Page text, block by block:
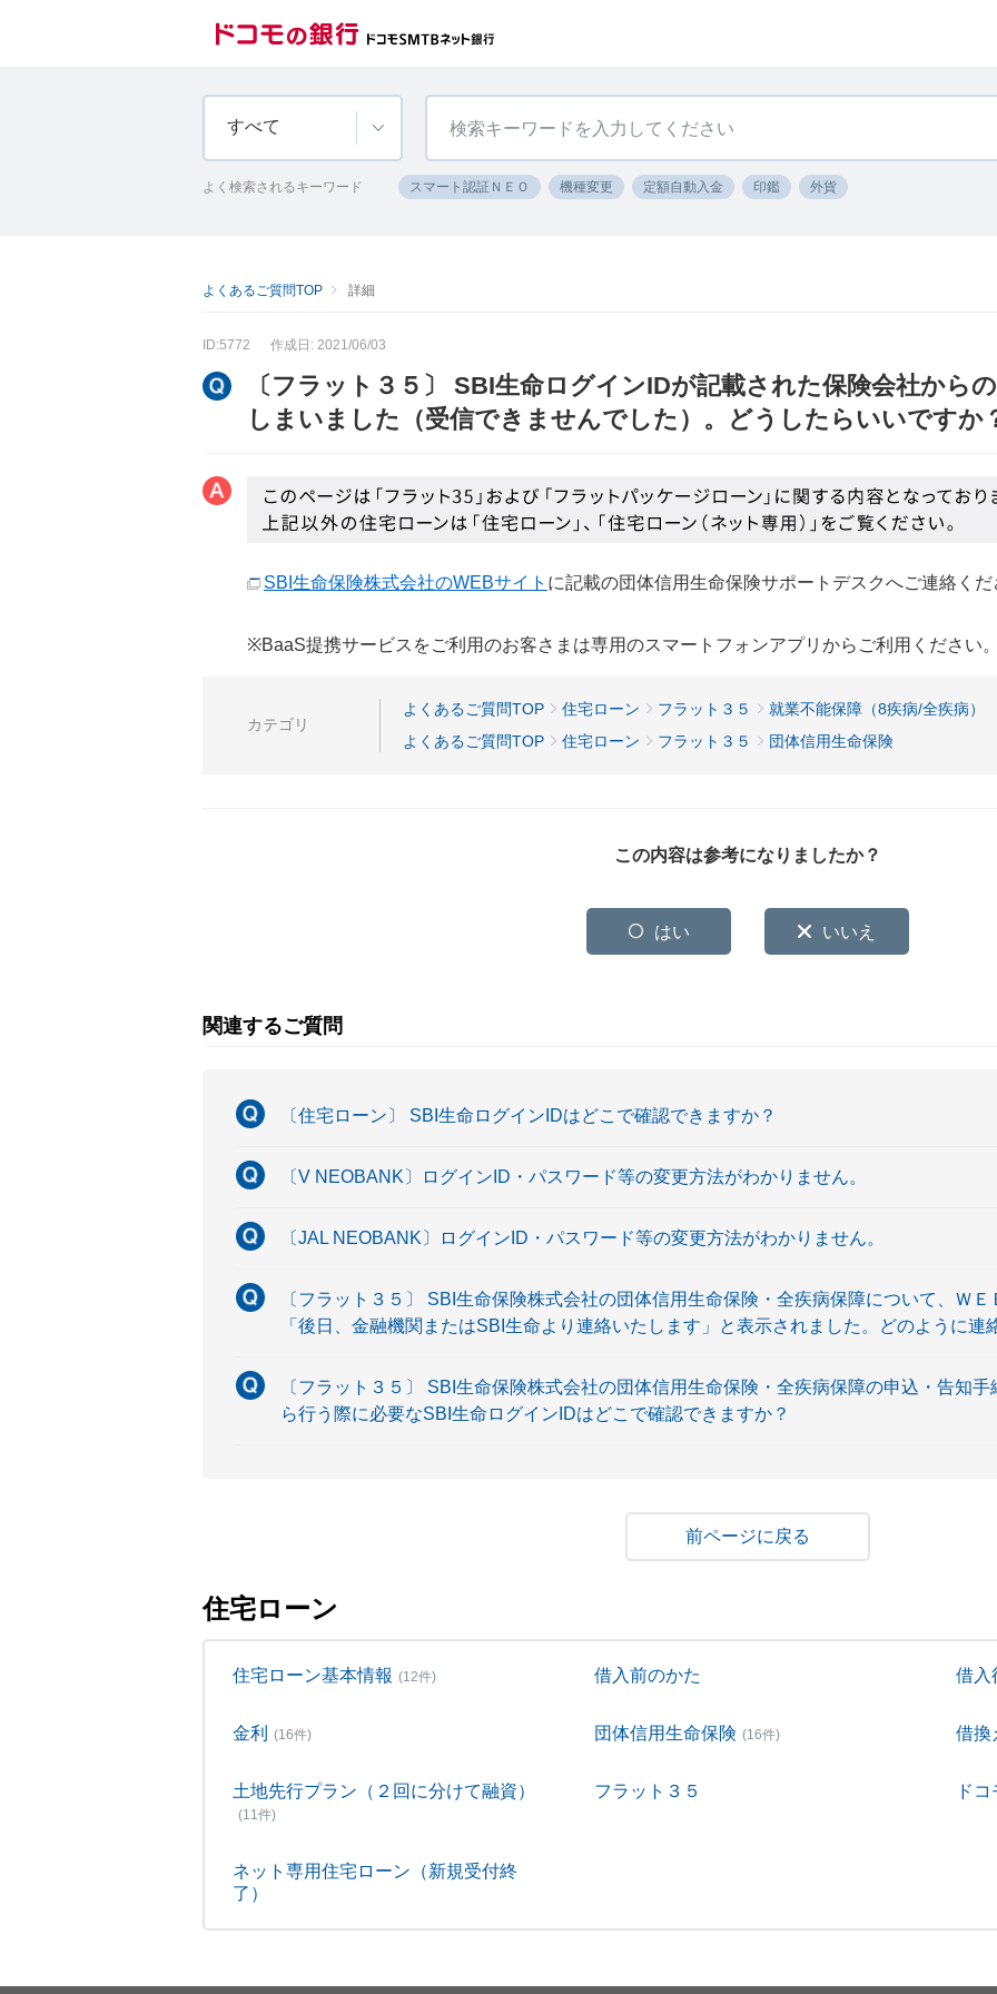
すべて
よく検索されるキーワード スマート認証ＮＥＯ 機種変更 定額自動入金 印鑑 外貨
よくあるご質問TOP 詳細
ID:5772 作成日: 2021/06/03
〔フラット３５〕 SBI生命ログインIDが記載された保険会社から
しまいました（受信できませんでした）。どうしたらいいですか
SBI生命保険株式会社のWEBサイト に記載の団体信用生命保険サポートデスクへご連絡くだ
※BaaS提携サービスをご利用のお客さまは専用のスマートフォンアプリからご利用ください。
カテゴリ
よくあるご質問TOP 住宅ローン フラット３５
就業不能保障（8疾病/全疾病）
よくあるご質問TOP
住宅ローン フラット３５ 団体信用生命保険
この内容は参考になりましたか？
はい いいえ
関連するご質問
〔住宅ローン〕 SBI生命ログインIDはどこで確認できますか？
〔V NEOBANK〕ログインID・パスワード等の変更方法がわかりません。
〔JAL NEOBANK〕ログインID・パスワード等の変更方法がわかりません。
〔フラット３５〕 SBI生命保険株式会社の団体信用生命保険・全疾病保障について、Ｗ
「後日、金融機関またはSBI生命より連絡いたします」と表示されました。どのように連
〔フラット３５〕 SBI生命保険株式会社の団体信用生命保険・全疾病保障の申込・告知
ら行う際に必要なSBI生命ログインIDはどこで確認できますか？
戻る
住宅ローン
住宅ローン基本情報 (12件) 借入前のかた 借入
金利 (16件) 団体信用生命保険 (16件) 借換
土地先行プラン（２回に分けて融資）
(11件)
フラット３５ ドコ
ネット専用住宅ローン（新規受付終
了）